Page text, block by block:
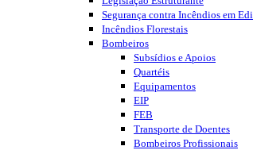
Segurança contra Incêndios em
Incêndios Florestais
Bombeiros
Subsídios e Apoios
Quartéis
Equipamentos
EIP
FEB
Transporte de Doentes
Bombeiros Profissionais